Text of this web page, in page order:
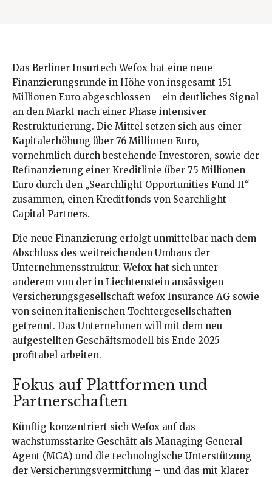
Das Berliner Insurtech Wefox hat eine neue
Finanzierungsrunde in Höhe von insgesamt 151
Millionen Euro abgeschlossen – ein deutliches Signal
an den Markt nach einer Phase intensiver
Restrukturierung. Die Mittel setzen sich aus einer
Kapitalerhöhung über 76 Millionen Euro,
vornehmlich durch bestehende Investoren, sowie der
Refinanzierung einer Kreditlinie über 75 Millionen
Euro durch den „Searchlight Opportunities Fund II“
zusammen, einen Kreditfonds von Searchlight
Capital Partners.
Die neue Finanzierung erfolgt unmittelbar nach dem
Abschluss des weitreichenden Umbaus der
Unternehmensstruktur. Wefox hat sich unter
anderem von der in Liechtenstein ansässigen
Versicherungsgesellschaft wefox Insurance AG sowie
von seinen italienischen Tochtergesellschaften
getrennt. Das Unternehmen will mit dem neu
aufgestellten Geschäftsmodell bis Ende 2025
profitabel arbeiten.
Fokus auf Plattformen und
Partnerschaften
Künftig konzentriert sich Wefox auf das
wachstumsstarke Geschäft als Managing General
Agent (MGA) und die technologische Unterstützung
der Versicherungsvermittlung – und das mit klarer